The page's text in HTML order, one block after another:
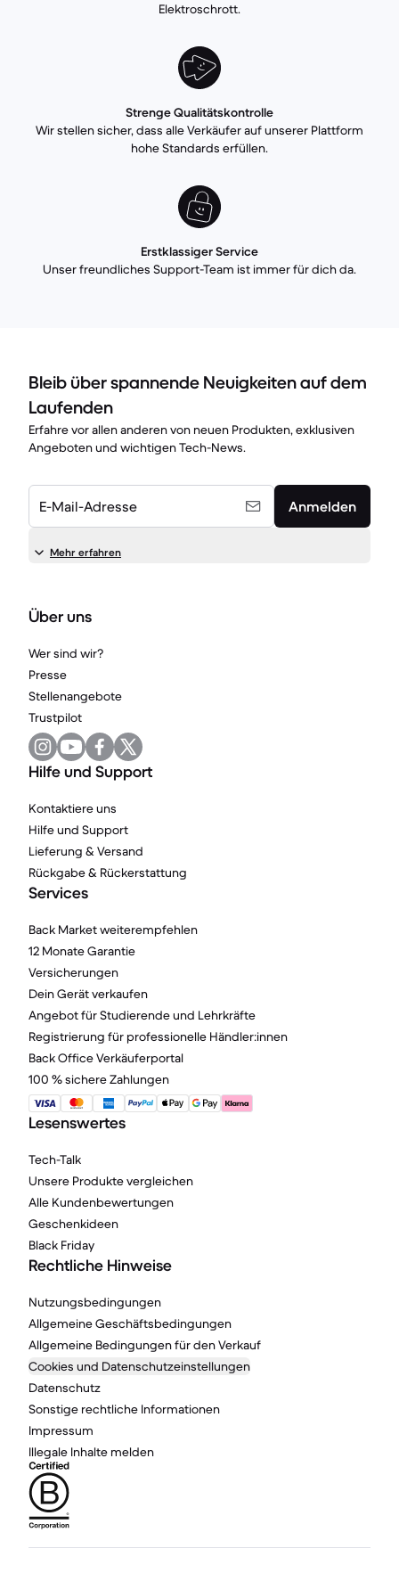
Elektroschrott.
Strenge Qualitätskontrolle
Wir stellen sicher, dass alle Verkäufer auf unserer Plattform
hohe Standards erfüllen.
Erstklassiger Service
Unser freundliches Support-Team ist immer für dich da.
Bleib über spannende Neuigkeiten auf dem
Laufenden
Erfahre vor allen anderen von neuen Produkten, exklusiven
Angeboten und wichtigen Tech-News.
E-Mail-Adresse Anmelden
Mehr erfahren
Über uns
Wer sind wir?
Presse
Stellenangebote
Trustpilot
Hilfe und Support
Kontaktiere uns
Hilfe und Support
Lieferung & Versand
Rückgabe & Rückerstattung
Services
Back Market weiterempfehlen
12 Monate Garantie
Versicherungen
Dein Gerät verkaufen
Angebot für Studierende und Lehrkräfte
Registrierung für professionelle Händler:innen
Back Office Verkäuferportal
100 % sichere Zahlungen
Lesenswertes
Tech-Talk
Unsere Produkte vergleichen
Alle Kundenbewertungen
Geschenkideen
Black Friday
Rechtliche Hinweise
Nutzungsbedingungen
Allgemeine Geschäftsbedingungen
Allgemeine Bedingungen für den Verkauf
Cookies und Datenschutzeinstellungen
Datenschutz
Sonstige rechtliche Informationen
Impressum
Illegale Inhalte melden